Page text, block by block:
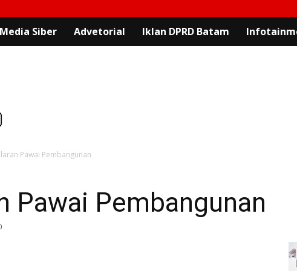
Siber Advetorial Iklan DPRD Batam
Pawai Pembangunan
Pawai Pembangunan